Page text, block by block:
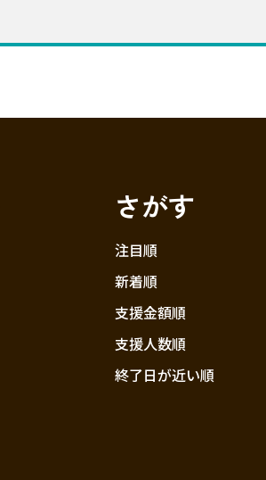
さがす
注目順
新着順
支援金額順
支援人数順
終了日が近い順